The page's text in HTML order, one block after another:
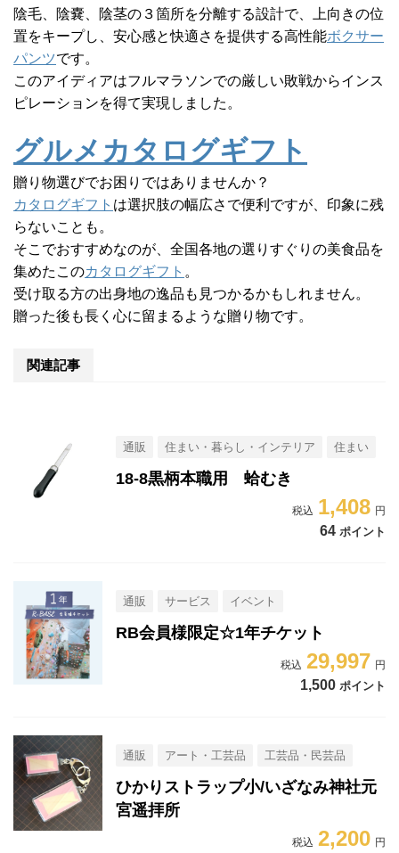
陰毛、陰嚢、陰茎の３箇所を分離する設計で、上向きの位
置をキープし、安心感と快適さを提供する高性能ボクサー
パンツです。
このアイディアはフルマラソンでの厳しい敗戦からインス
ピレーションを得て実現しました。
グルメカタログギフト
贈り物選びでお困りではありませんか？
カタログギフト は選択肢の幅広さで便利ですが、印象に残
らないことも。
そこでおすすめなのが、全国各地の選りすぐりの美食品を
集めたこのカタログギフト 。
受け取る方の出身地の逸品も見つかるかもしれません。
贈った後も長く心に留まるような贈り物です。
関連記事
通販 住まい・暮らし・インテリア 住まい
18-8黒柄本職用 蛤むき
1,408
64 ポイント
通販 サービス イベント
RB会員様限定☆1年チケット
29,997
1,500 ポイント
通販 アート・工芸品 工芸品・民芸品
ひかりストラップ小/いざなみ神社元
宮遥拝所
2,200